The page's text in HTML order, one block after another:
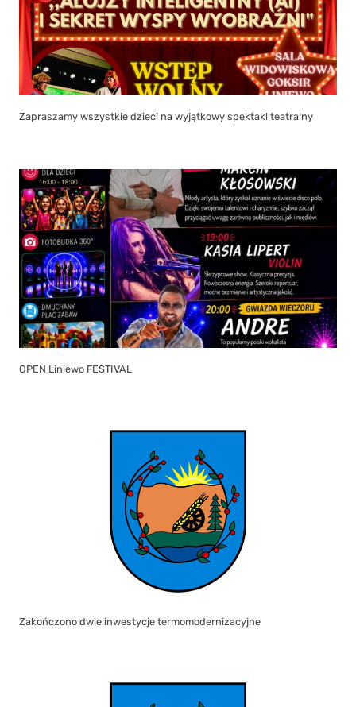
Zapraszamy wszystkie dzieci na wyjątkowy spektakl teatralny
OPEN Liniewo FESTIVAL
Zakończono dwie inwestycje termomodernizacyjne